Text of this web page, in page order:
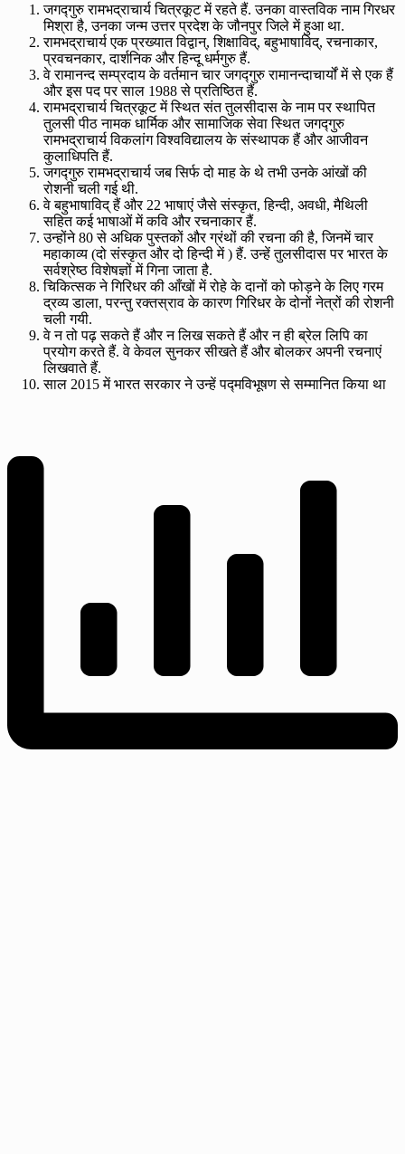
जगद्गुरु रामभद्राचार्य चित्रकूट में रहते हैं. उनका वास्तविक नाम गिरधर
मिश्रा है, उनका जन्म उत्तर प्रदेश के जौनपुर जिले में हुआ था.
रामभद्राचार्य एक प्रख्यात विद्वान्, शिक्षाविद्, बहुभाषाविद्, रचनाकार,
प्रवचनकार, दार्शनिक और हिन्दू धर्मगुरु हैं.
वे रामानन्द सम्प्रदाय के वर्तमान चार जगद्गुरु रामानन्दाचार्यों में से एक हैं
और इस पद पर साल 1988 से प्रतिष्ठित हैं.
रामभद्राचार्य चित्रकूट में स्थित संत तुलसीदास के नाम पर स्थापित
तुलसी पीठ नामक धार्मिक और सामाजिक सेवा स्थित जगद्गुरु
रामभद्राचार्य विकलांग विश्वविद्यालय के संस्थापक हैं और आजीवन
कुलाधिपति हैं.
जगद्गुरु रामभद्राचार्य जब सिर्फ दो माह के थे तभी उनके आंखों की
रोशनी चली गई थी.
वे बहुभाषाविद् हैं और 22 भाषाएं जैसे संस्कृत, हिन्दी, अवधी, मैथिली
सहित कई भाषाओं में कवि और रचनाकार हैं.
उन्होंने 80 से अधिक पुस्तकों और ग्रंथों की रचना की है, जिनमें चार
महाकाव्य (दो संस्कृत और दो हिन्दी में ) हैं. उन्हें तुलसीदास पर भारत के
सर्वश्रेष्ठ विशेषज्ञों में गिना जाता है.
चिकित्सक ने गिरिधर की आँखों में रोहे के दानों को फोड़ने के लिए गरम
द्रव्य डाला, परन्तु रक्तस्राव के कारण गिरिधर के दोनों नेत्रों की रोशनी
चली गयी.
वे न तो पढ़ सकते हैं और न लिख सकते हैं और न ही ब्रेल लिपि का
प्रयोग करते हैं. वे केवल सुनकर सीखते हैं और बोलकर अपनी रचनाएं
लिखवाते हैं.
साल 2015 में भारत सरकार ने उन्हें पद्मविभूषण से सम्मानित किया था